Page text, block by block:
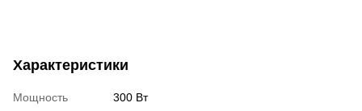
Характеристики
Мощность
300 Вт